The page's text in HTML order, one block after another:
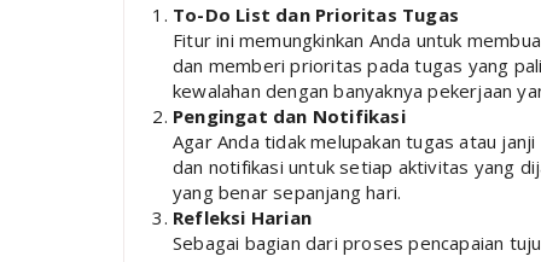
To-Do List dan Prioritas Tugas
Fitur ini memungkinkan Anda untuk
dan memberi prioritas pada tugas yang
kewalahan dengan banyaknya pekerjaan
Pengingat dan Notifikasi
Agar Anda tidak melupakan tugas atau
dan notifikasi untuk setiap aktivitas yang
yang benar sepanjang hari.
Refleksi Harian
Sebagai bagian dari proses pencapaian